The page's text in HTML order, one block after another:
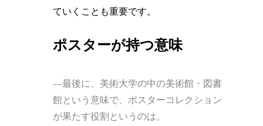
ていくことも重要です。
ポスターが持つ意味
―最後に、美術大学の中の美術館・図書
館という意味で、ポスターコレクション
が果たす役割というのは。